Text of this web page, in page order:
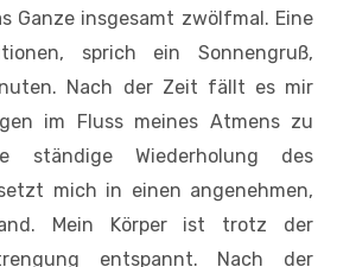
Ganze insgesamt zwölfmal. Eine
sprich ein Sonnengruß,
Nach der Zeit fällt es mir
im Fluss meines Atmens zu
ständige Wiederholung des
mich in einen angenehmen,
Mein Körper ist trotz der
entspannt. Nach der